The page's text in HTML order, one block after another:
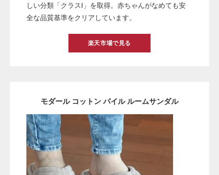
しい分類「クラスI」を取得。赤ちゃんがなめても安
全な品質基準をクリアしています。
楽天市場で見る
モダール コットン パイル ルームサンダル